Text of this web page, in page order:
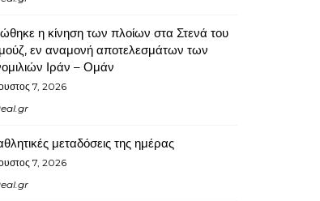
η κίνηση των πλοίων στα Στενά του
εν αναμονή αποτελεσμάτων των
Ιράν – Ομάν
7, 2026
μεταδόσεις της ημέρας
7, 2026